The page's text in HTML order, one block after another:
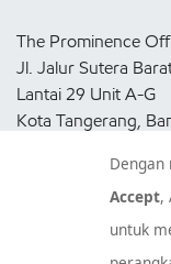
The Prominence
Jl. Jalur Sutera
Lantai 29 Unit A-G
Kota Tangerang,
Pusat Layanan
Dengan
Accept,
untuk